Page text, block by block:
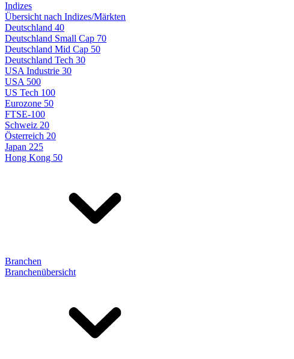
Indizes
Übersicht nach Indizes/Märkten
Deutschland 40
Deutschland Small Cap 70
Deutschland Mid Cap 50
Deutschland Tech 30
USA Industrie 30
USA 500
US Tech 100
Eurozone 50
FTSE-100
Schweiz 20
Österreich 20
Japan 225
Hong Kong 50
Branchen
Branchenübersicht